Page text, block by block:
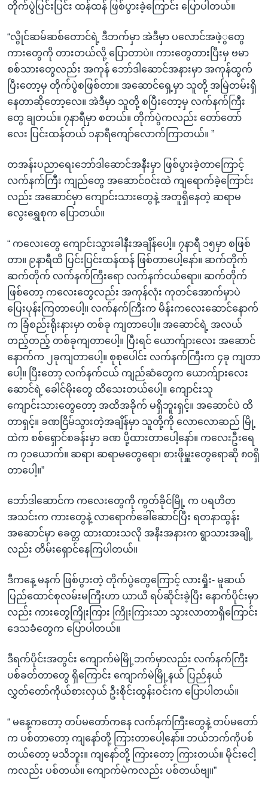
တိုက်ပွဲပြင်းပြင်း ထန်ထန် ဖြစ်ပွားခဲ့ကြောင်း ပြောပါတယ်။
“လွိုင်ဆမ်ဆစ်တောင်ရဲ့ ဒီဘက်မှာ အဲဒီမှာ ပလောင်အဖဲ့ွတွေ
ကားတွေကို တားတယ်လို့ ပြောတာပဲ။ ကားတွေတားပြီးမှ ဗမာ
စစ်သားတွေလည်း အကုန် ဘော်ဒါဆောင်အနားမှာ အကုန်ထွက်
ပြီးတော့မှ တိုက်ပွဲစဖြစ်တာ။ အဆောင်ရှေ့မှာ သူတို့ အမြဲတမ်းရှိ
နေတာဆိုတော့လေ။ အဲဒီမှာ သူတို့ စပြီးတော့မှ လက်နက်ကြီး
တွေ ချတယ်။ ၇နာရီမှာ စတယ်။ တိုက်ပွဲကလည်း တော်တော်
လေး ပြင်းထန်တယ် ၁နာရီကျော်လောက်ကြာတယ်။ ”
တအန်းပညာရေးဘော်ဒါဆောင်အနီးမှာ ဖြစ်ပွားခဲ့တာကြောင့်
လက်နက်ကြီး ကျည်တွေ အဆောင်ဝင်းထဲ ကျရောက်ခဲ့ကြောင်း
လည်း အဆောင်မှာ ကျောင်းသားတွေနဲ့ အတူရှိနေတဲ့ ဆရာမ
လွေးရွှေစုက ပြောတယ်။
“ ကလေးတွေ ကျောင်းသွားခါနီးအချိန်ပေါ့။ ၇နာရီ ၁၅မှာ စဖြစ်
တာ။ ၉နာရီထိ ပြင်းပြင်းထန်ထန် ဖြစ်တာပေါ့နော်။ ဆက်တိုက်
ဆက်တိုက် လက်နက်ကြီးရော လက်နက်ငယ်ရော။ ဆက်တိုက်
ဖြစ်တော့ ကလေးတွေလည်း အကုန်လုံး ကုတင်အောက်မှာပဲ
ပြေးပုန်းကြတာပေါ့။ လက်နက်ကြီးက မိန်းကလေးဆောင်နောက်
က ခြံစည်းရိုးနားမှာ တစ်ခု ကျတာပေါ့။ အဆောင်ရဲ့ အလယ်
တည့်တည့် တစ်ခုကျတာပေါ့။ ပြီးရင် ယောက်ျားလေး အဆောင်
နောက်က ၂ခုကျတာပေါ့။ စုစုပေါင်း လက်နက်ကြီးက ၄ခု ကျတာ
ပေါ့။ ပြီးတော့ လက်နက်ငယ် ကျည်ဆံတွေက ယောက်ျားလေး
ဆောင်ရဲ့ ခေါင်မိုးတွေ ထိသေးတယ်ပေါ့။ ကျောင်းသူ
ကျောင်းသားတွေတော့ အထိအခိုက် မရှိဘူးရှင့်။ အဆောင်ပဲ ထိ
တာရှင့်။ ခဏငြိမ်သွားတဲ့အချိန်မှာ သူတို့ကို လောလောဆည် မြို့
ထဲက စစ်ရှောင်စခန်းမှာ ခဏ ပို့ထားတာပေါ့နော်။ ကလေးဦးရေ
က ၇၁ယောက်။ ဆရာ၊ ဆရာမတွေရော၊ စားဖိုမှူးတွေရောဆို ၈၀ရှိ
တာပေါ့။”
ဘော်ဒါဆောင်က ကလေးတွေကို ကွတ်ခိုင်မြို့ က ပရဟိတ
အသင်းက ကားတွေနဲ့ လာရောက်ခေါ်ဆောင်ပြီး ရတနာထွန်း
အဆောင်မှာ ခေတ္တ ထားထားသလို အနီးအနားက ရွာသားအချို့
လည်း တိမ်းရှောင်နေကြပါတယ်။
ဒီကနေ့ မနက် ဖြစ်ပွားတဲ့ တိုက်ပွဲတွေကြောင့် လားရှိုး- မူဆယ်
ပြည်ထောင်စုလမ်းမကြီးဟာ ယာယီ ရပ်ဆိုင်းခဲ့ပြီး နောက်ပိုင်းမှာ
လည်း ကားတွေကြိုးကြား ကြိုးကြားသာ သွားလာတာရှိကြောင်း
ဒေသခံတွေက ပြောပါတယ်။
ဒီရက်ပိုင်းအတွင်း ကျောက်မဲမြို့ဘက်မှာလည်း လက်နက်ကြီး
ပစ်ခတ်တာတွေ ရှိကြောင်း ကျောက်မဲမြို့နယ် ပြည်နယ်
လွှတ်တော်ကိုယ်စားလှယ် ဦးစိုင်းထွန်းဝင်းက ပြောပါတယ်။
“ မနေ့ကတော့ တပ်မတော်ကနေ လက်နက်ကြီးတွေနဲ့ တပ်မတော်
က ပစ်တာတော့ ကျနော်တို့ ကြားတာပေါ့နော်။ ဘယ်ဘက်ကိုပစ်
တယ်တော့ မသိဘူး။ ကျနော်တို့ ကြားတော့ ကြားတယ်။ မိုင်းငေါ့
ကလည်း ပစ်တယ်။ ကျောက်မဲကလည်း ပစ်တယ်ဗျ။”